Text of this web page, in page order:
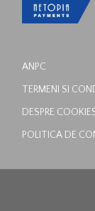
ANPC
TERMENI SI
DESPRE
POLITICA DE